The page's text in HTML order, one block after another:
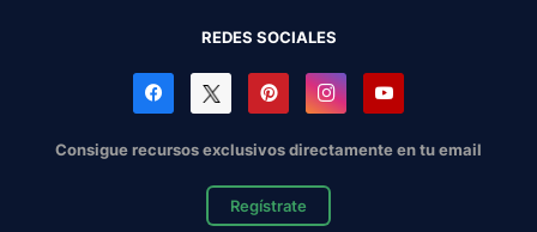
REDES SOCIALES
Consigue recursos exclusivos directamente en tu email
Regístrate